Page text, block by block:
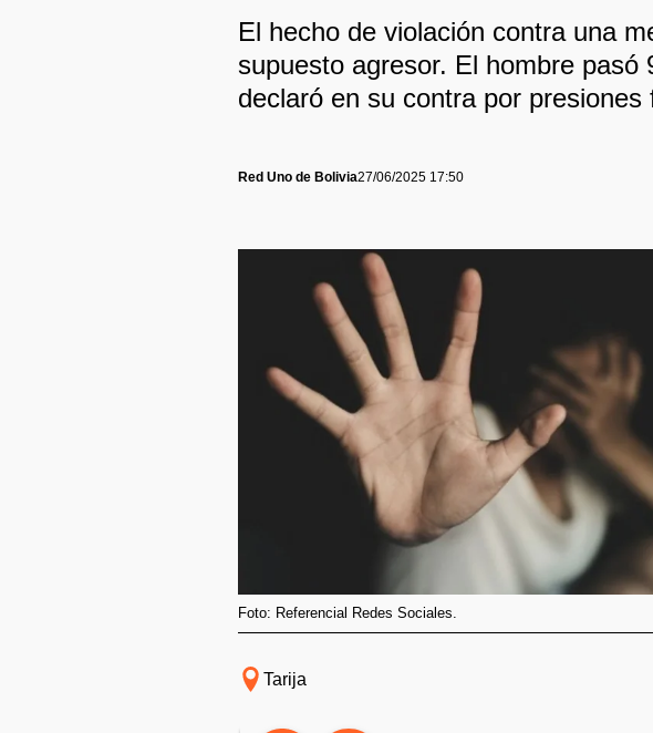
El hecho de violación contra una
supuesto agresor. El hombre
declaró en su contra por presiones
Red Uno de Bolivia27/06/2025 17:50
Foto: Referencial Redes Sociales.
Tarija